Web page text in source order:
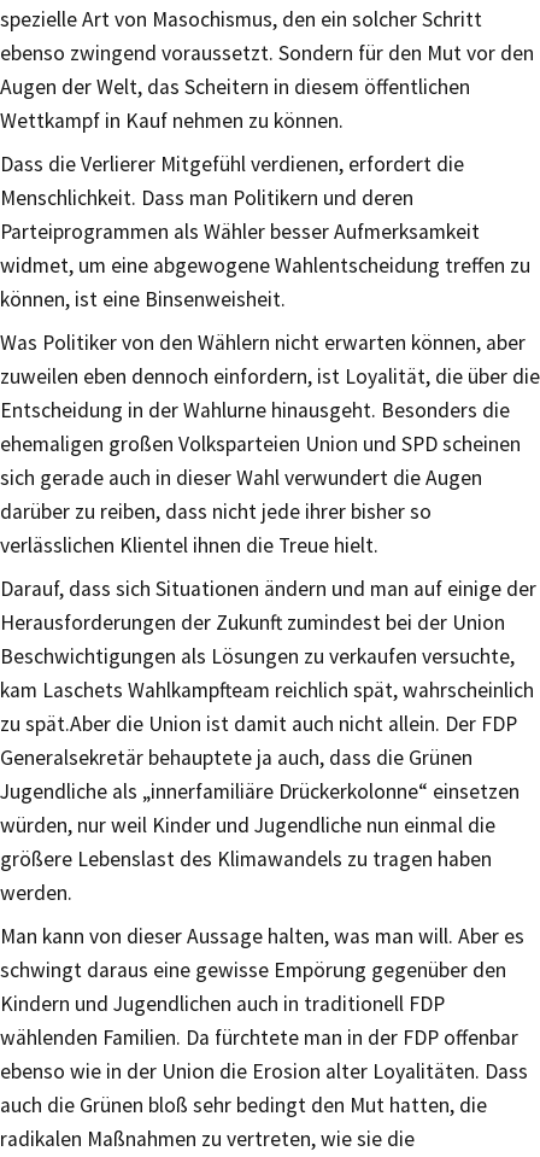
spezielle Art von Masochismus, den ein solcher Schritt
ebenso zwingend voraussetzt. Sondern für den Mut vor den
Augen der Welt, das Scheitern in diesem öffentlichen
Wettkampf in Kauf nehmen zu können.
Dass die Verlierer Mitgefühl verdienen, erfordert die
Menschlichkeit. Dass man Politikern und deren
Parteiprogrammen als Wähler besser Aufmerksamkeit
widmet, um eine abgewogene Wahlentscheidung treffen zu
können, ist eine Binsenweisheit.
Was Politiker von den Wählern nicht erwarten können, aber
zuweilen eben dennoch einfordern, ist Loyalität, die über die
Entscheidung in der Wahlurne hinausgeht. Besonders die
ehemaligen großen Volksparteien Union und SPD scheinen
sich gerade auch in dieser Wahl verwundert die Augen
darüber zu reiben, dass nicht jede ihrer bisher so
verlässlichen Klientel ihnen die Treue hielt.
Darauf, dass sich Situationen ändern und man auf einige der
Herausforderungen der Zukunft zumindest bei der Union
Beschwichtigungen als Lösungen zu verkaufen versuchte,
kam Laschets Wahlkampfteam reichlich spät, wahrscheinlich
zu spät.Aber die Union ist damit auch nicht allein. Der FDP
Generalsekretär behauptete ja auch, dass die Grünen
Jugendliche als „innerfamiliäre Drückerkolonne“ einsetzen
würden, nur weil Kinder und Jugendliche nun einmal die
größere Lebenslast des Klimawandels zu tragen haben
werden.
Man kann von dieser Aussage halten, was man will. Aber es
schwingt daraus eine gewisse Empörung gegenüber den
Kindern und Jugendlichen auch in traditionell FDP
wählenden Familien. Da fürchtete man in der FDP offenbar
ebenso wie in der Union die Erosion alter Loyalitäten. Dass
auch die Grünen bloß sehr bedingt den Mut hatten, die
radikalen Maßnahmen zu vertreten, wie sie die